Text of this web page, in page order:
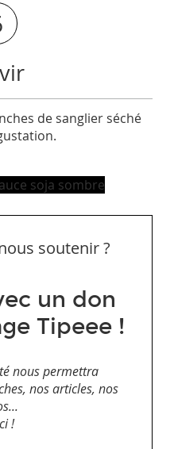
de sanglier séché
soutenir ?
un don
Tipeee !
nous permettra
nos articles, nos
!